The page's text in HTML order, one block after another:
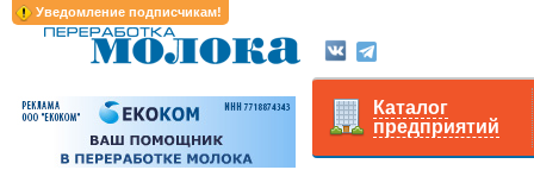
Уведомление подписчикам!
Каталог
предприятий